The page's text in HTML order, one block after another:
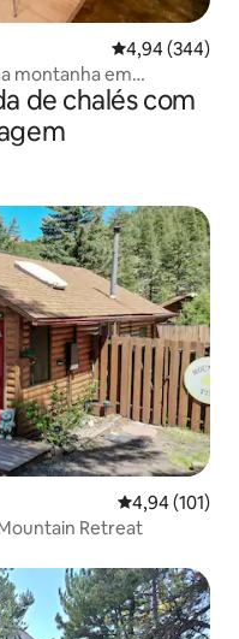
4,94 de uma
4,94 (344)
montanha em
de chalés com
4,94 de uma
4,94 (101)
Retreat